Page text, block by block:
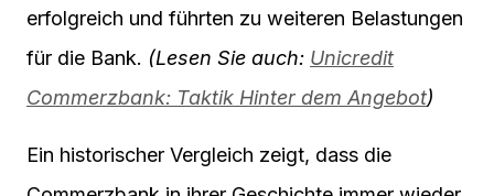
erfolgreich und führten zu weiteren Belastungen
für die Bank. (Lesen Sie auch: Unicredit
Commerzbank: Taktik Hinter dem Angebot)
Ein historischer Vergleich zeigt, dass die